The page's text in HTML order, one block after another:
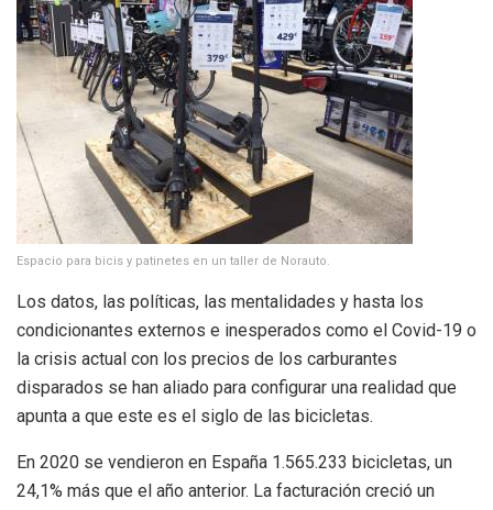
Espacio para bicis y patinetes en un taller de Norauto.
Los datos, las políticas, las mentalidades y hasta los
condicionantes externos e inesperados como el Covid-19 o
la crisis actual con los precios de los carburantes
disparados se han aliado para configurar una realidad que
apunta a que este es el siglo de las bicicletas.
En 2020 se vendieron en España 1.565.233 bicicletas, un
24,1% más que el año anterior. La facturación creció un